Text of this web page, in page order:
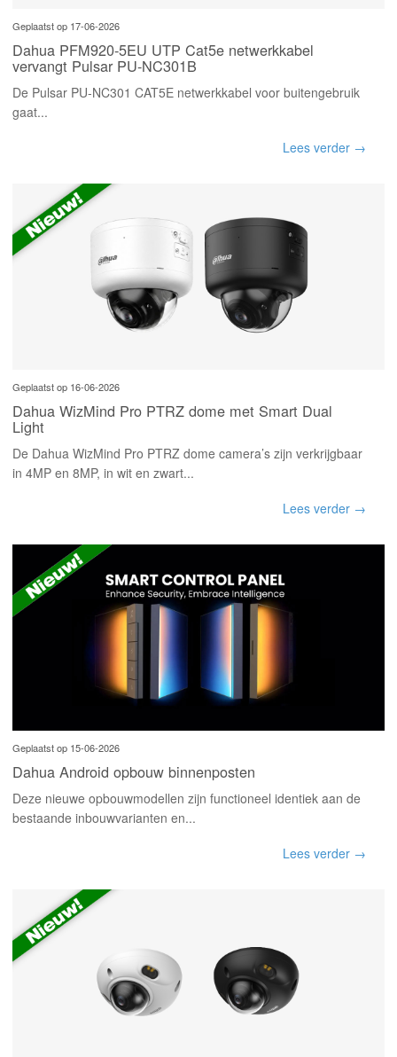
Geplaatst op 17-06-2026
Dahua PFM920-5EU UTP Cat5e netwerkkabel
vervangt Pulsar PU-NC301B
De Pulsar PU-NC301 CAT5E netwerkkabel voor buitengebruik
gaat...
Lees verder →
Geplaatst op 16-06-2026
Dahua WizMind Pro PTRZ dome met Smart Dual
Light
De Dahua WizMind Pro PTRZ dome camera’s zijn verkrijgbaar
in 4MP en 8MP, in wit en zwart...
Lees verder →
Geplaatst op 15-06-2026
Dahua Android opbouw binnenposten
Deze nieuwe opbouwmodellen zijn functioneel identiek aan de
bestaande inbouwvarianten en...
Lees verder →